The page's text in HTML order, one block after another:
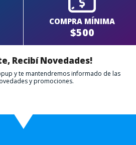
COMPRA MÍNIMA
$500
Recibí Novedades!
y te mantendremos informado de las
y promociones.